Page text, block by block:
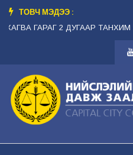
ТОВЧ МЭДЭЭ :
ГАРАГ 2 ДУГААР ТАНХИМ --